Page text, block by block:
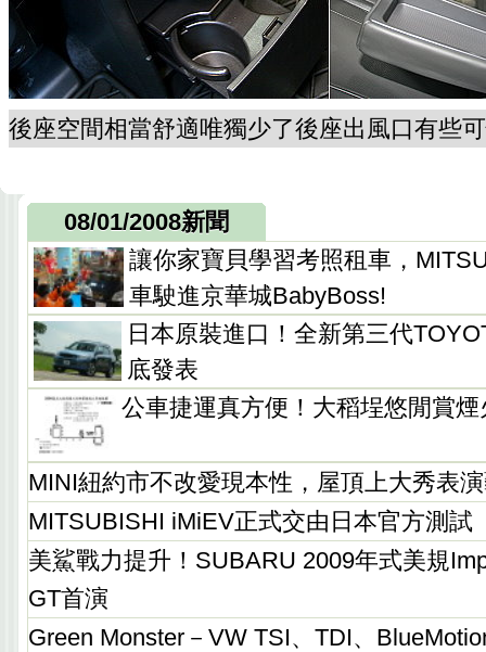
後座空間相當舒適唯獨少了後座出風口有些
08/01/2008新聞
讓你家寶貝學習考照租車，
車駛進京華城BabyBoss!
日本原裝進口！全新第三代
底發表
公車捷運真方便！大稻埕悠閒賞煙
MINI紐約市不改愛現本性，屋頂上大秀表
MITSUBISHI iMiEV正式交由日本官方測試
美鯊戰力提升！SUBARU 2009年式美規
GT首演
Green Monster－VW TSI、TDI、